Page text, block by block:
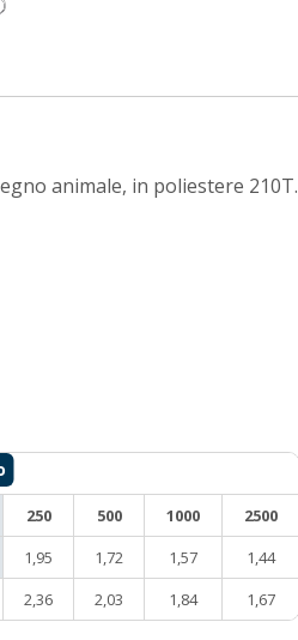
animale, in poliestere 210T.
250 500 1000
2500
1,95 1,72 1,57
1,44
2,36 2,03 1,84 1,67